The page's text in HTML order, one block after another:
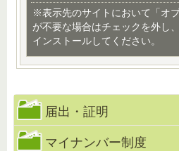
※表示先のサイトにおいて「オ
が不要な場合はチェックを外し
インストールしてください。
届出・証明
マイナンバー制度